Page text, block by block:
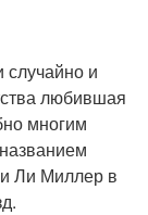
и
любившая
многим
Ли Миллер в